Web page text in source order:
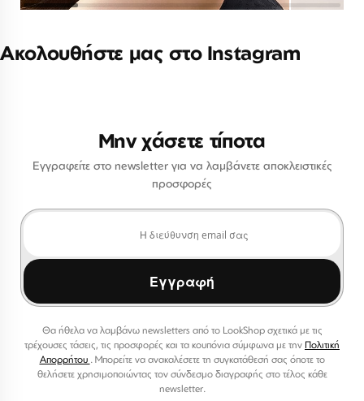
Ακολουθήστε μας στο Instagram
Μην χάσετε τίποτα
Εγγραφείτε στο newsletter για να λαμβάνετε αποκλειστικές
προσφορές
Εγγραφή
Θα ήθελα να λαμβάνω newsletters από το LookShop σχετικά με τις
τρέχουσες τάσεις, τις προσφορές και τα κουπόνια σύμφωνα με την Πολιτική
Απορρήτου . Μπορείτε να ανακαλέσετε τη συγκατάθεσή σας όποτε το
θελήσετε χρησιμοποιώντας τον σύνδεσμο διαγραφής στο τέλος κάθε
newsletter.